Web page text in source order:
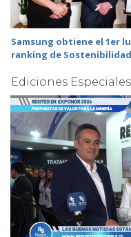
Samsung obtiene el 1er
ranking de Sostenibilidad
Ediciones Especiales